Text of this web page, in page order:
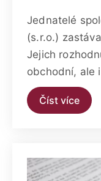
Jednatelé
(s.r.o.)
Jejich
obchodní, ale
Číst více